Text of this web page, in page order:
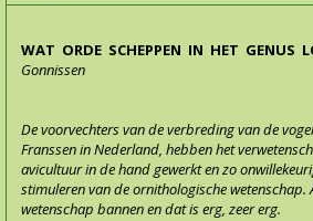
WAT ORDE SCHEPPEN IN HET GENUS
Gonnissen
De voorvechters van de verbreding van de
Franssen in Nederland, hebben het
avicultuur in de hand gewerkt en zo
stimuleren van de ornithologische wetenschap.
wetenschap bannen en dat is erg, zeer erg.